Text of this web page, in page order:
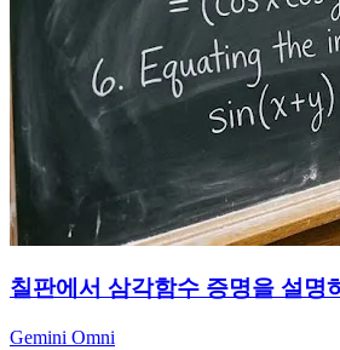
칠판에서 삼각함수 증명을 설명
Gemini Omni